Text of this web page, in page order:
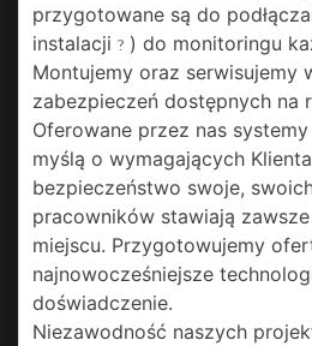
przygotowane są do
instalacji ? ) do monitoringu
Montujemy oraz serwisujemy
zabezpieczeń dostępnych na
Oferowane przez nas
myślą o wymagających
bezpieczeństwo swoje,
pracowników stawiają
miejscu. Przygotowujemy
najnowocześniejsze
doświadczenie.
Niezawodność naszych